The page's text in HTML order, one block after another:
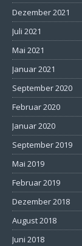
Dezember 2021
Juli 2021
Mai 2021
Januar 2021
September 2020
Februar 2020
Januar 2020
September 2019
Mai 2019
Februar 2019
Dezember 2018
August 2018
Juni 2018